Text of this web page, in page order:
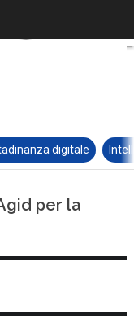
digitale
per la